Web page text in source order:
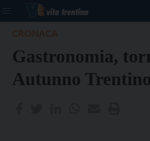
Gastronomia,
Autunno Trentino